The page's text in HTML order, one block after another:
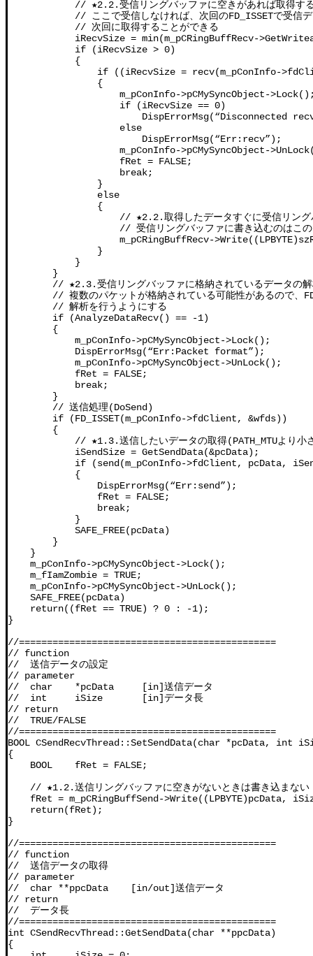
// ★2.2.受信リングバッファに空きがあれば取得す
// ここで受信しなければ、次回のFD_ISSETで受信デ
            // 次回に取得することができる
iRecvSize = min(m_pCRingBuffRecv-
            if (iRecvSize > 0)
            {
if ((iRecvSize = recv(m_pConInfo-
                {
m_pConInfo->pCMySyncObject-
                    if (iRecvSize == 0)
DispErrorMsg(“Disconnected
                    else
                        DispErrorMsg(“Err:recv”);
m_pConInfo->pCMySyncObject-
                    fRet = FALSE;
                    break;
                }
                else
                {
// ★2.2.取得したデータすぐに受信リング
// 受信リングバッファに書き込むのはこの
m_pCRingBuffRecv-
                }
            }
        }
// ★2.3.受信リングバッファに格納されているデータの
// 複数のパケットが格納されている可能性があるので、
        // 解析を行うようにする
if (AnalyzeDataRecv() == -1)
        {
            m_pConInfo->pCMySyncObject->Lock();
            DispErrorMsg(“Err:Packet format”);
            m_pConInfo->pCMySyncObject->UnLock();
            fRet = FALSE;
            break;
        }
        // 送信処理(DoSend)
if (FD_ISSET(m_pConInfo->fdClient, &wfds))
        {
// ★1.3.送信したいデータの取得(PATH_MTUより小
            iSendSize = GetSendData(&pcData);
if (send(m_pConInfo->fdClient, pcData,
            {
                DispErrorMsg(“Err:send”);
                fRet = FALSE;
                break;
            }
            SAFE_FREE(pcData)
        }
    }
    m_pConInfo->pCMySyncObject->Lock();
    m_fIamZombie = TRUE;
    m_pConInfo->pCMySyncObject->UnLock();
    SAFE_FREE(pcData)
    return((fRet == TRUE) ? 0 : -1);
}
//==============================================
// function
//  送信データの設定
// parameter
//  char    *pcData     [in]送信データ
//  int     iSize       [in]データ長
// return
//  TRUE/FALSE
//==============================================
BOOL CSendRecvThread::SetSendData(char *pcData, int
{
    BOOL    fRet = FALSE;
    // ★1.2.送信リングバッファに空きがないときは書き込まない
fRet = m_pCRingBuffSend->Write((LPBYTE)pcData,
    return(fRet);
}
//==============================================
// function
//  送信データの取得
// parameter
//  char **ppcData    [in/out]送信データ
// return
//  データ長
//==============================================
int CSendRecvThread::GetSendData(char **ppcData)
{